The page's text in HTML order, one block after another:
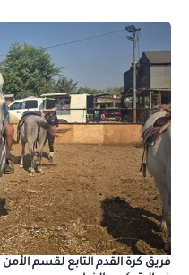
فريق كرة القدم التابع لقسم